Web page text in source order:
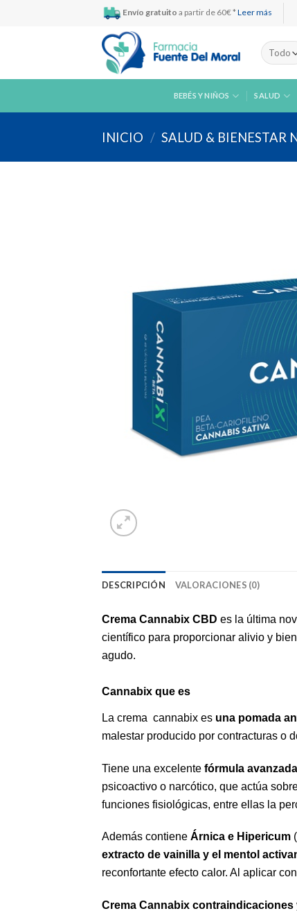
Envío gratuito a partir de 60€ * Leer más
BEBÉS Y NIÑOS SALUD
INICIO / SALUD & BIENESTAR
DESCRIPCIÓN VALORACIONES (0)
Crema Cannabix CBD es la última
científico para proporcionar alivio y
agudo.
Cannabix que es
La crema cannabix es una pomada
malestar producido por contracturas o
Tiene una excelente fórmula
psicoactivo o narcótico, que actúa
funciones fisiológicas, entre ellas la
Además contiene Árnica e Hipericum
extracto de vainilla y el mentol
reconfortante efecto calor. Al aplicar
Crema Cannabix